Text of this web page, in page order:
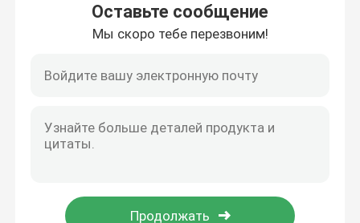
Путешествие фабрики
Свяжитесь мы
Спросите цитату
Оставьте сообщение
Мы скоро тебе перезвоним!